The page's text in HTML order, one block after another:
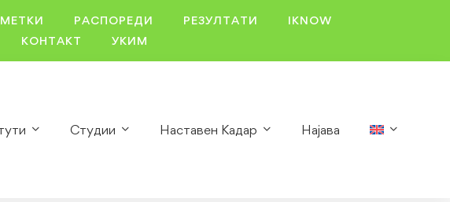
РАСПОРЕДИ РЕЗУЛТАТИ
IKNOW
КОНТАКТ УКИМ
Студии Наставен Кадар Најава